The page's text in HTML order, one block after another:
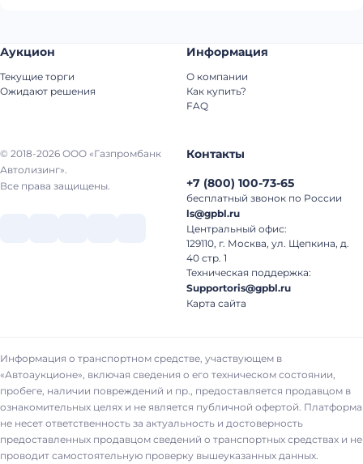
© 2018-2026 ООО «Газпромбанк
Автолизинг».
Все права защищены.
Аукцион
Текущие торги
Ожидают решения
Информация
О компании
Как купить?
FAQ
Контакты
+7 (800) 100-73-65
бесплатный звонок по России
ls@gpbl.ru
Центральный офис:
129110, г. Москва, ул. Щепкина, д.
40 стр. 1
Техническая поддержка:
Supportoris@gpbl.ru
Карта сайта
Информация о транспортном средстве, участвующем в
«Автоаукционе», включая сведения о его техническом состоянии,
пробеге, наличии повреждений и пр., предоставляется продавцом в
ознакомительных целях и не является публичной офертой. Платформа
не несет ответственность за актуальность и достоверность
предоставленных продавцом сведений о транспортных средствах и не
проводит самостоятельную проверку вышеуказанных данных.